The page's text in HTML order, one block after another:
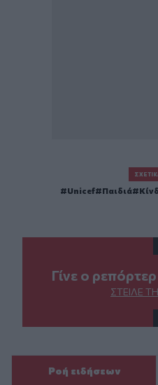
Unicef Παιδιά
Γίνε ο
ΣΤΕΊΛΕ
Ροή ειδήσεων